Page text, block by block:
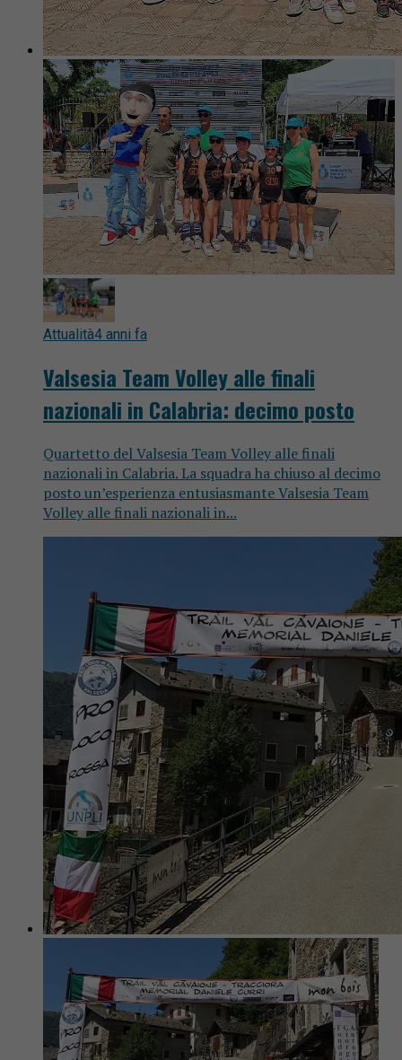
Attualità4 anni fa
Valsesia Team Volley alle finali
nazionali in Calabria: decimo posto
Quartetto del Valsesia Team Volley alle finali
nazionali in Calabria. La squadra ha chiuso al decimo
posto un’esperienza entusiasmante Valsesia Team
Volley alle finali nazionali in...